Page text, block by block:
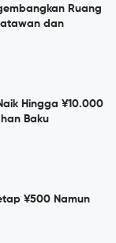
Ruang
dan
Hingga ¥10.000
Baku
¥500 Namun